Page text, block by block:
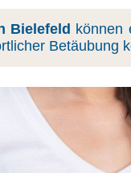
Bielefeld können
Betäubung